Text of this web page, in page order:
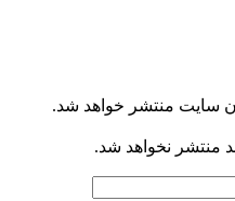
سایت منتشر خواهد شد.
منتشر نخواهد شد.